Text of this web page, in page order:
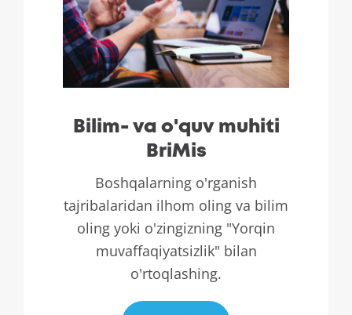
Bilim- va o'quv muhiti
BriMis
Boshqalarning o'rganish
tajribalaridan ilhom oling va bilim
oling yoki o'zingizning "Yorqin
muvaffaqiyatsizlik" bilan
o'rtoqlashing.